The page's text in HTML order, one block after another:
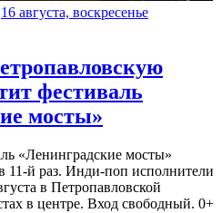
16 августа, воскресенье
фестиваль
мосты»
«Ленинградские мосты»
11-й раз. Инди-поп исполнители
в Петропавловской
в центре. Вход свободный. 0+